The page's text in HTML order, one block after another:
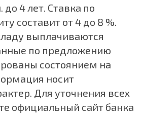
до 4 лет. Ставка по
составит от 4 до 8 %.
выплачиваются
по предложению
состоянием на
носит
Для уточнения всех
официальный сайт банка